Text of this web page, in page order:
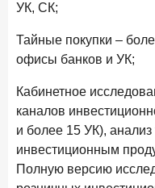
13 мая 2026 года
«Ни один зарубежный
сравниться с
По итогам апреля
составил 968 млрд
29 апреля 2026 года
Конкуренция на рынке
УК, СК;
Тайные покупки –
офисы банков и УК;
Кабинетное
каналов
и более 15 УК),
инвестиционным
Полную версию